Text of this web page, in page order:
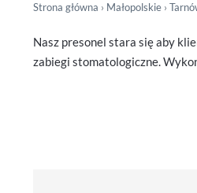
Strona główna › Małopolskie ›
Nasz presonel stara się aby
zabiegi stomatologiczne.